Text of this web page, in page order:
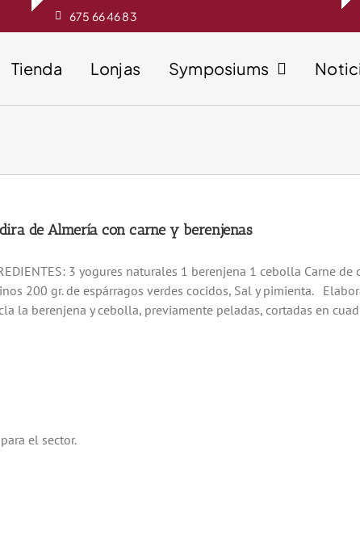
675 66 46 83
Tienda Lonjas Symposiums
de Almería con carne y berenjenas
3 yogures naturales 1 berenjena 1 cebolla Carne
200 gr. de espárragos verdes cocidos, Sal y pimienta.
la berenjena y cebolla, previamente peladas, cortadas en
el sector.